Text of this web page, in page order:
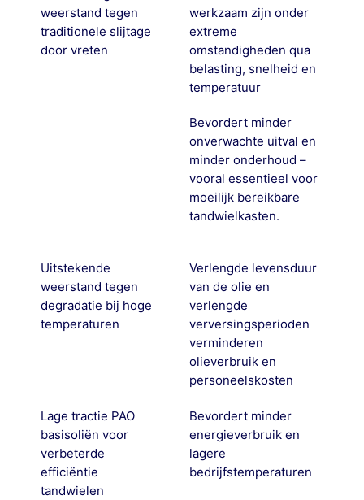
weerstand tegen
traditionele slijtage
door vreten
werkzaam zijn onder
extreme
omstandigheden qua
belasting, snelheid en
temperatuur
Bevordert minder
onverwachte uitval en
minder onderhoud –
vooral essentieel voor
moeilijk bereikbare
tandwielkasten.
Uitstekende
weerstand tegen
degradatie bij hoge
temperaturen
Verlengde levensduur
van de olie en
verlengde
verversingsperioden
verminderen
olieverbruik en
personeelskosten
Lage tractie PAO
basisoliën voor
verbeterde
efficiëntie
tandwielen
Bevordert minder
energieverbruik en
lagere
bedrijfstemperaturen